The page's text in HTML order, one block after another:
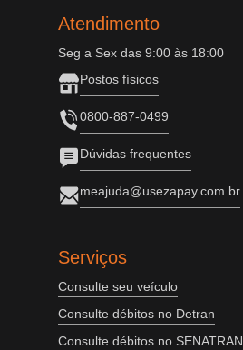
Atendimento
Seg a Sex das 9:00 às 18:00
Postos físicos
0800-887-0499
Dúvidas frequentes
meajuda@usezapay.com.br
Serviços
Consulte seu veículo
Consulte débitos no Detran
Consulte débitos no SENATRAN